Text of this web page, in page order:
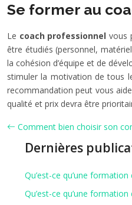
Se former au
Le coach professionnel vous
être étudiés (personnel,
la cohésion d’équipe et de
stimuler la motivation de tous
recommandation peut vous
qualité et prix devra être
Comment bien choisir son
Dernières
Qu’est-ce qu’une
Qu’est-ce qu’une